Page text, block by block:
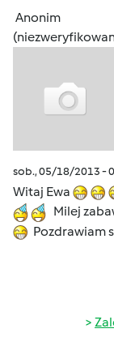
Anonim
sob., 05/18/2013 -
Witaj Ewa
Milej
Pozdrawiam